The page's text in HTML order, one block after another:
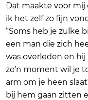
Dat maakte voor mij
ik het zelf zo fijn
“Soms heb je zulke
een man die zich
was overleden en
zo’n moment wil je
arm om je heen
bij hem gaan zitten